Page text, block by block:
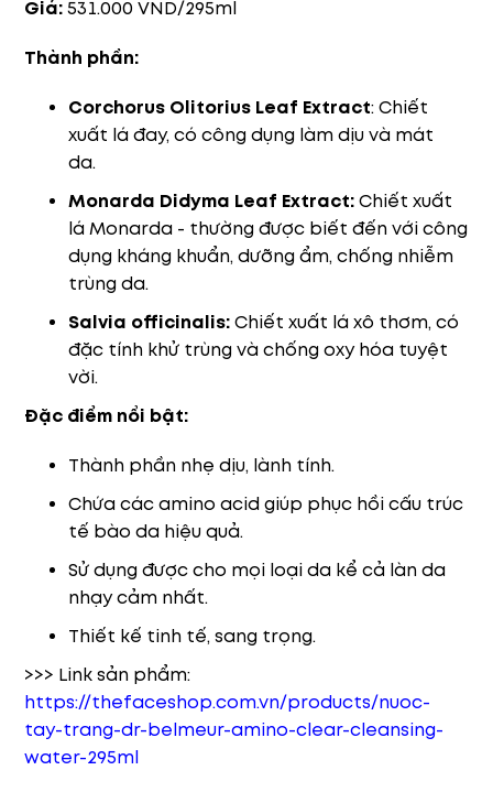
Giá:531.000 VND/295ml
Thành phần:
Corchorus Olitorius Leaf Extract: Chiết
xuất lá đay, có công dụng làm dịu và mát
da.
Monarda Didyma Leaf Extract:Chiết xuất
lá Monarda - thường được biết đến với công
dụng kháng khuẩn, dưỡng ẩm, chống nhiễm
trùng da.
Salvia officinalis:Chiết xuất lá xô thơm, có
đặc tính khử trùng và chống oxy hóa tuyệt
vời.
Đặc điểm nổi bật:
Thành phần nhẹ dịu, lành tính.
Chứa các amino acid giúp phục hồi cấu trúc
tế bào da hiệu quả.
Sử dụng được cho mọi loại da kể cả làn da
nhạy cảm nhất.
Thiết kế tinh tế, sang trọng.
>>> Link sản phẩm:
https://thefaceshop.com.vn/products/nuoc-
tay-trang-dr-belmeur-amino-clear-cleansing-
water-295ml